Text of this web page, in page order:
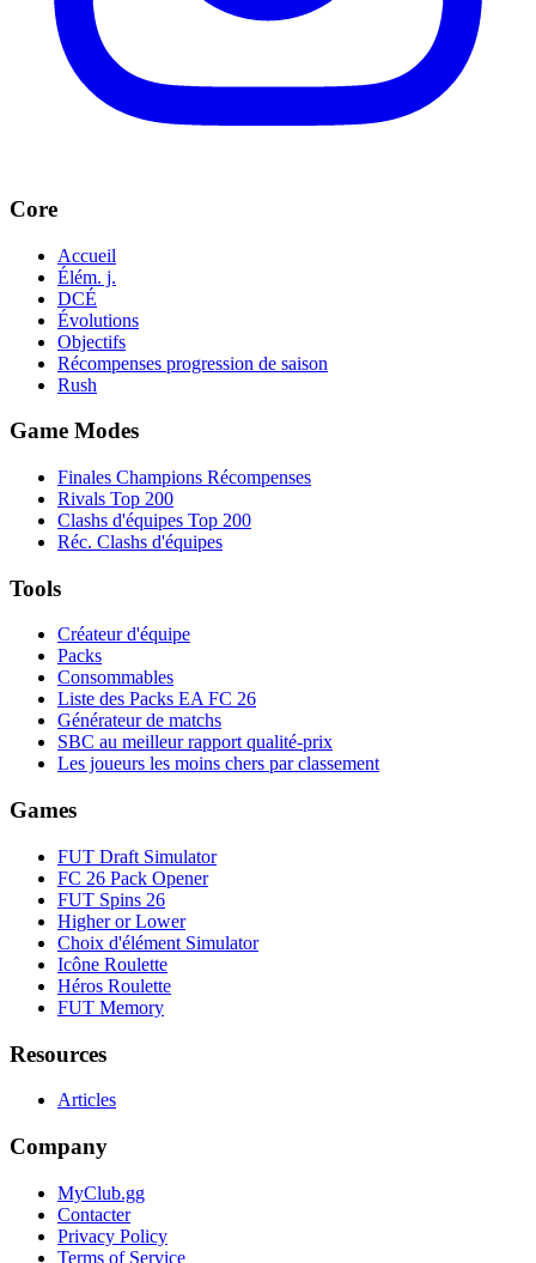
Core
Accueil
Élém. j.
DCÉ
Évolutions
Objectifs
Récompenses progression de saison
Rush
Game Modes
Finales Champions Récompenses
Rivals Top 200
Clashs d'équipes Top 200
Réc. Clashs d'équipes
Tools
Créateur d'équipe
Packs
Consommables
Liste des Packs EA FC 26
Générateur de matchs
SBC au meilleur rapport qualité-prix
Les joueurs les moins chers par classement
Games
FUT Draft Simulator
FC 26 Pack Opener
FUT Spins 26
Higher or Lower
Choix d'élément Simulator
Icône Roulette
Héros Roulette
FUT Memory
Resources
Articles
Company
MyClub.gg
Contacter
Privacy Policy
Terms of Service